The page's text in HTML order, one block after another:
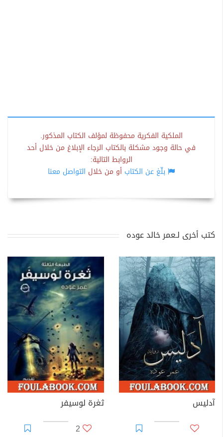
الملكية الفكرية محفوظة لمؤلف الكتاب المذكور.
في حالة وجود مشكلة بالكتاب الرجاء الإبلاغ من خلال أحد
الروابط التالية:
بلّغ عن الكتاب أو من خلال التواصل معنا
كتب أخرى لـعمر خالد عوده
آدليس
ثغرة لوسيفر
2